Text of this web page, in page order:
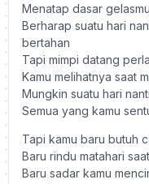
Menatap dasar
Berharap suatu hari
bertahan
Tapi mimpi datang
Kamu melihatnya saat
Mungkin suatu hari
Semua yang kamu
Tapi kamu baru butuh
Baru rindu matahari
Baru sadar kamu